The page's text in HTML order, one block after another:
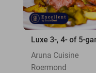
Luxe 3-, 4- of 5-
Aruna Cuisine
Roermond